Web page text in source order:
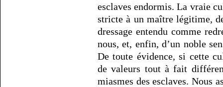
esclaves endormis. La vraie
stricte à un maître légitime,
dressage entendu comme
nous, et, enfin, d’un noble
De toute évidence, si cette
de valeurs tout à fait
miasmes des esclaves. Nous